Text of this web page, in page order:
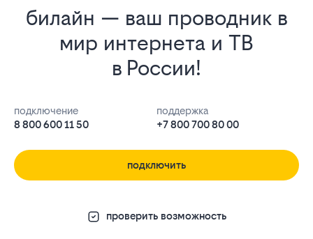
билайн — ваш проводник в
мир интернета и ТВ
в России!
подключение
8 800 600 11 50
поддержка
+7 800 700 80 00
подключить
проверить возможность